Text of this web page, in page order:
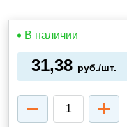
В наличии
31,38 руб./шт.